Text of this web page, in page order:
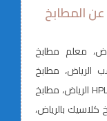
المطابخ
معلم مطابخ
الرياض، مطابخ
ألمنيوم الرياض، مطابخ MDF الرياض، مطابخ HPL الرياض، مطابخ
كلاسيك بالرياض،